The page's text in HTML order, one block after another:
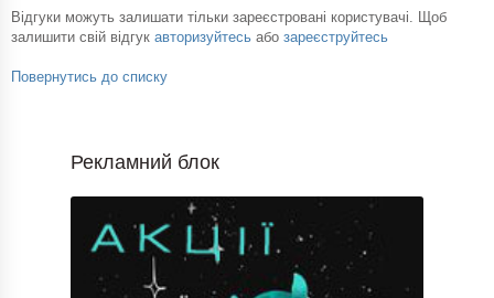
Відгуки можуть залишати тільки зареєстровані користувачі. Щоб
залишити свій відгук авторизуйтесь або зареєструйтесь
Повернутись до списку
Рекламний блок